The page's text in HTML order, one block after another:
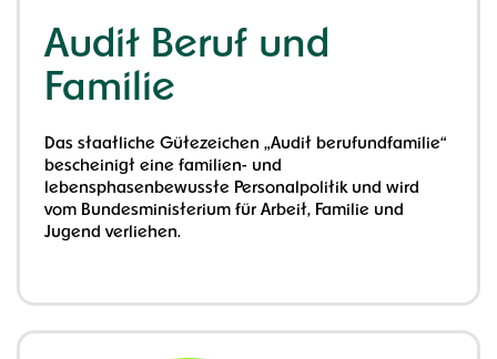
Audit Beruf und
Familie
Das staatliche Gütezeichen „Audit berufundfamilie“
bescheinigt eine familien- und
lebensphasenbewusste Personalpolitik und wird
vom Bundesministerium für Arbeit, Familie und
Jugend verliehen.